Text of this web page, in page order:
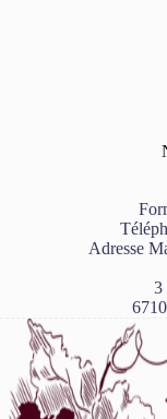
Adresse
3